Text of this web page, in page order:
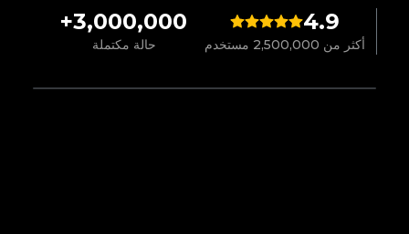
4.9
أكثر من 2,500,000 مستخدم
3,000,000+
حالة مكتملة